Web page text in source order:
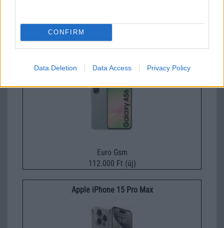
CONFIRM
Data Deletion Data Access Privacy Policy
Euro Gsm
112.000 Ft (új)
Apple iPhone 15 Pro Max